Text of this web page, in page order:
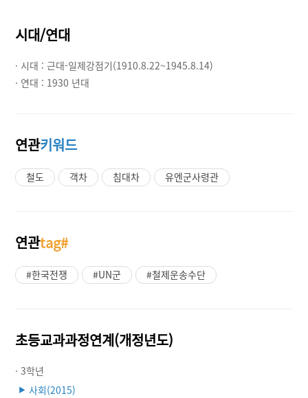
시대/연대
· 시대 :근대-일제강점기(1910.8.22~1945.8.14)
· 연대 : 1930 년대
연관키워드
철도 객차 침대차 유엔군사령관
연관tag#
#한국전쟁 #UN군 #철제운송수단
초등교과과정연계(개정년도)
· 3학년
▶ 사회(2015)